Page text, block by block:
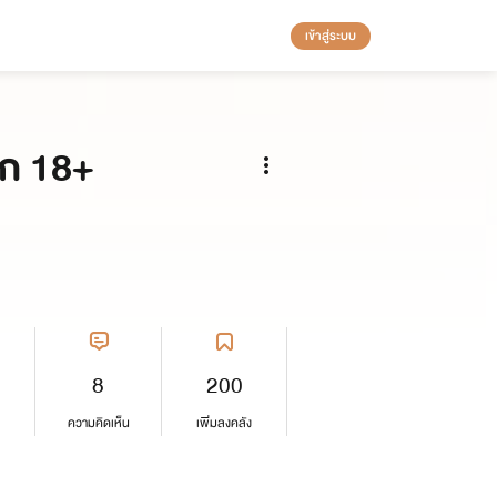
เข้าสู่ระบบ
18+
8
ความคิดเห็น
200
เพิ่มลงคลัง